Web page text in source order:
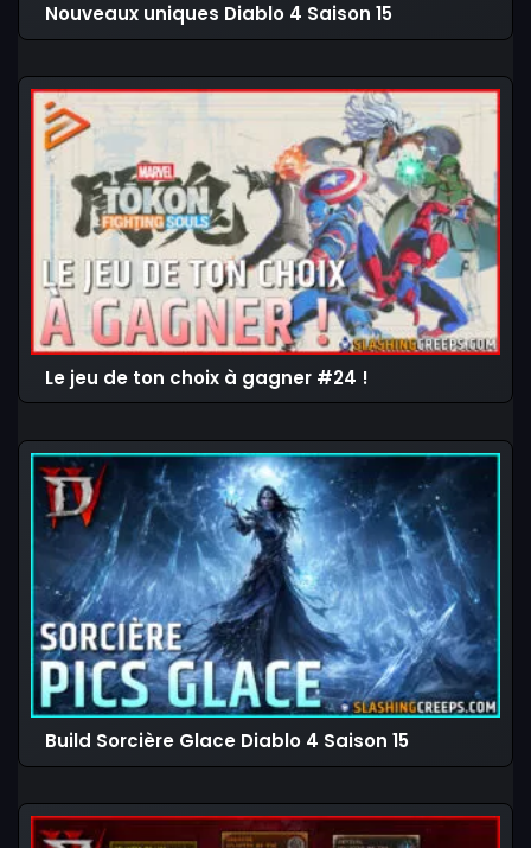
Nouveaux uniques Diablo 4 Saison 15
Le jeu de ton choix à gagner #24 !
Build Sorcière Glace Diablo 4 Saison 15